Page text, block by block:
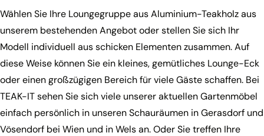
Wählen Sie Ihre Loungegruppe aus Aluminium-Teakholz aus
unserem bestehenden Angebot oder stellen Sie sich Ihr
Modell individuell aus schicken Elementen zusammen. Auf
diese Weise können Sie ein kleines, gemütliches Lounge-Eck
oder einen großzügigen Bereich für viele Gäste schaffen. Bei
TEAK-IT sehen Sie sich viele unserer aktuellen Gartenmöbel
einfach persönlich in unseren Schauräumen in Gerasdorf und
Vösendorf bei Wien und in Wels an. Oder Sie treffen Ihre